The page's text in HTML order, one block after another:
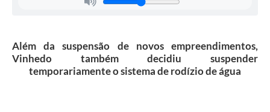
Além da suspensão de novos empreendimentos,
Vinhedo também decidiu suspender
temporariamente o sistema de rodízio de água